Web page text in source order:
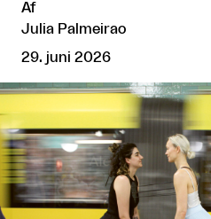
Af
Julia Palmeirao
29. juni 2026